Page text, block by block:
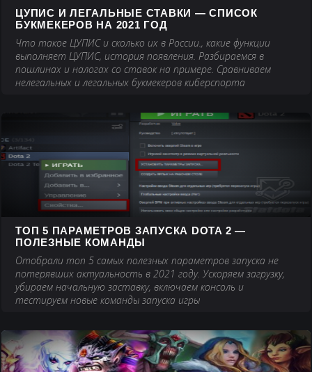
ЦУПИС И ЛЕГАЛЬНЫЕ СТАВКИ — СПИСОК
БУКМЕКЕРОВ НА 2021 ГОД
Что такое ЦУПИС и сколько их в России., какие функции
выполняет ЦУПИС, история появления. Разбираемся в
пошлинах и налогах со ставок на примере. Сравниваем
нелегальных и легальных букмекеров киберспорта
ТОП 5 ПАРАМЕТРОВ ЗАПУСКА DOTA 2 —
ПОЛЕЗНЫЕ КОМАНДЫ
Отобрали топ 5 самых полезных параметров запуска не
потерявших актуальность в 2021 году. Ускоряем загрузку,
убираем начальную заставку, включаем консоль и
тестируем новые команды запуска игры